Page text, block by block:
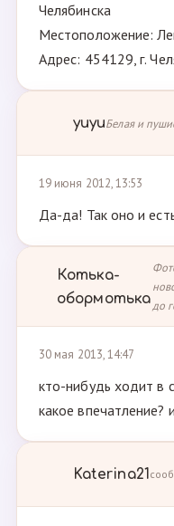
Челябинска
Местоположение:
Адрес: 454129, г.
yuyuБелая и
19 июня 2012, 13:53
Да-да! Так оно и
Котька-
обормотькадо
30 мая 2013, 14:47
кто-нибудь ходит в
какое впечатление?
Katerina21